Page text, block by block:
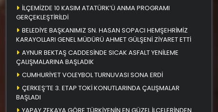
İLÇEMİZDE 10 KASIM ATATÜRK’Ü ANMA PROGRAMI
GERÇEKLEŞTİRİLDİ
BELEDİYE BAŞKANIMIZ SN. HASAN SOPACI HEMŞEHRİMİZ
KARAYOLLARI GENEL MÜDÜRÜ AHMET GÜLŞENİ ZİYARET ETTİ
AYNUR BEKTAŞ CADDESİNDE SICAK ASFALT YENİLEME
ÇALIŞMALARINA BAŞLADIK
CUMHURİYET VOLEYBOL TURNUVASI SONA ERDİ
ÇERKEŞ’TE 3. ETAP TOKİ KONUTLARINDA ÇALIŞMALAR
BAŞLADI